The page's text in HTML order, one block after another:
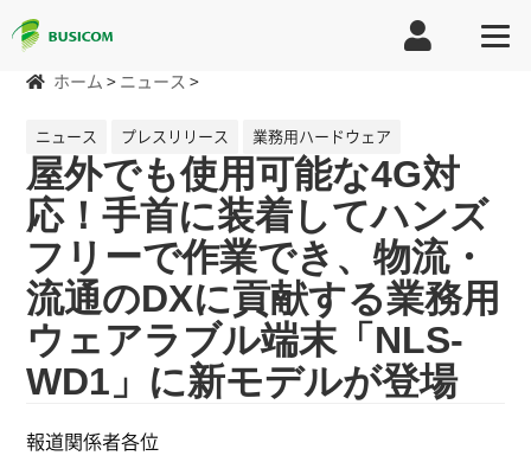
ホーム > ニュース >
ニュース プレスリリース 業務用ハードウェア
屋外でも使用可能な4G対
応！手首に装着してハンズ
フリーで作業でき、物流・
流通のDXに貢献する業務用
ウェアラブル端末「NLS-
WD1」に新モデルが登場
報道関係者各位